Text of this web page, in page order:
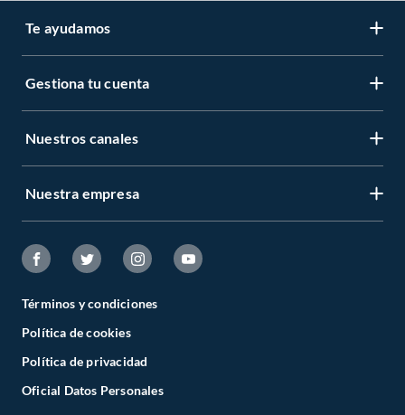
Te ayudamos
Gestiona tu cuenta
Nuestros canales
Nuestra empresa
Términos y condiciones
Política de cookies
Política de privacidad
Oficial Datos Personales